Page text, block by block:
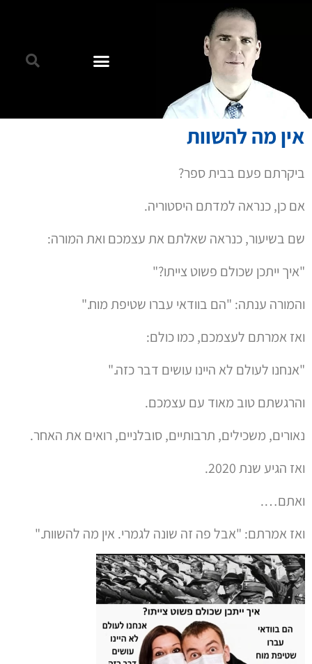
אין מה להשוות
ביקרתם פעם בבית ספר?
אם כן, כנראה למדתם היסטוריה.
שם בשיעור, כנראה שאלתם את עצמכם ואת המורה:
"איך ייתכן שכולם פשוט צייתו?"
והמורה ענתה: "הם בוודאי עברו שטיפת מוח."
ואז אמרתם לעצמכם, כמו כולם:
"אנחנו לעולם לא היינו עושים דבר כזה."
והרגשתם טוב מאוד עם עצמכם.
נאורים, משכילים, תרבותיים, סובלניים, רואים את האחר.
ואז הגיע שנת 2020.
ואתם….
ואז אמרתם: "אבל פה זה שונה לגמרי. אין מה להשוות."